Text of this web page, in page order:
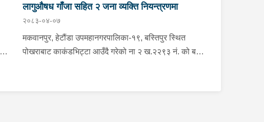
प्राप्त हुनासाथ प्रहरी टोली खटिगई घटनास्थलमा मुचुल्का
सहित थप अनुसन्धान कार्य भइरहेको ।
लागुऔषध गाँजा सहित २ जना व्यक्ति नियन्त्रणमा
२०८३-०४-०७
मकवानपुर, हेटौंडा उपमहानगरपालिका-१९, बस्तिपुर स्थित
पोखराबाट काकंडभिट्टा आउँदै गरेको ना २ ख.२२९३ नं. को बस